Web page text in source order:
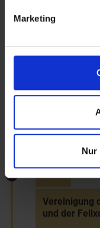
Marketing
Nur
Eröffnung
Vereinigung
und der